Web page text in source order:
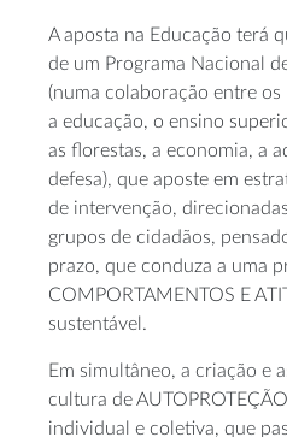
A aposta na Educação terá
de um Programa Nacional
(numa colaboração entre
a educação, o ensino
as florestas, a economia, a
defesa), que aposte em
de intervenção,
grupos de cidadãos,
prazo, que conduza a uma
COMPORTAMENTOS E
sustentável.
Em simultâneo, a criação e
cultura de
individual e coletiva, que